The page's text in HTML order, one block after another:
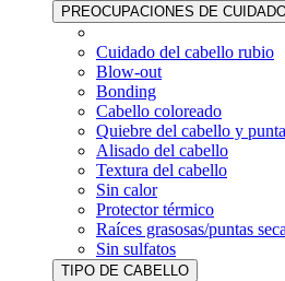
PREOCUPACIONES DE
Cuidado del cabello rubio
Blow-out
Bonding
Cabello coloreado
Quiebre del cabello y
Alisado del cabello
Textura del cabello
Sin calor
Protector térmico
Raíces grasosas/puntas
Sin sulfatos
TIPO DE CABELLO